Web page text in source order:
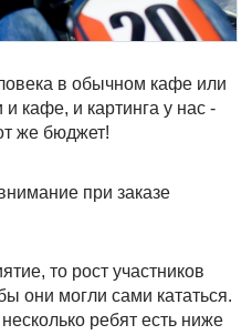
в обычном кафе или
кафе, и картинга у нас -
же бюджет!
при заказе
то рост участников
они могли сами кататься.
ребят есть ниже